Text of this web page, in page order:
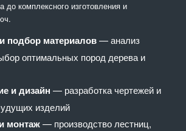
до комплексного изготовления и
подбор материалов— анализ
оптимальных пород дерева и
и дизайн — разработка чертежей и
изделий
монтаж— производство лестниц,